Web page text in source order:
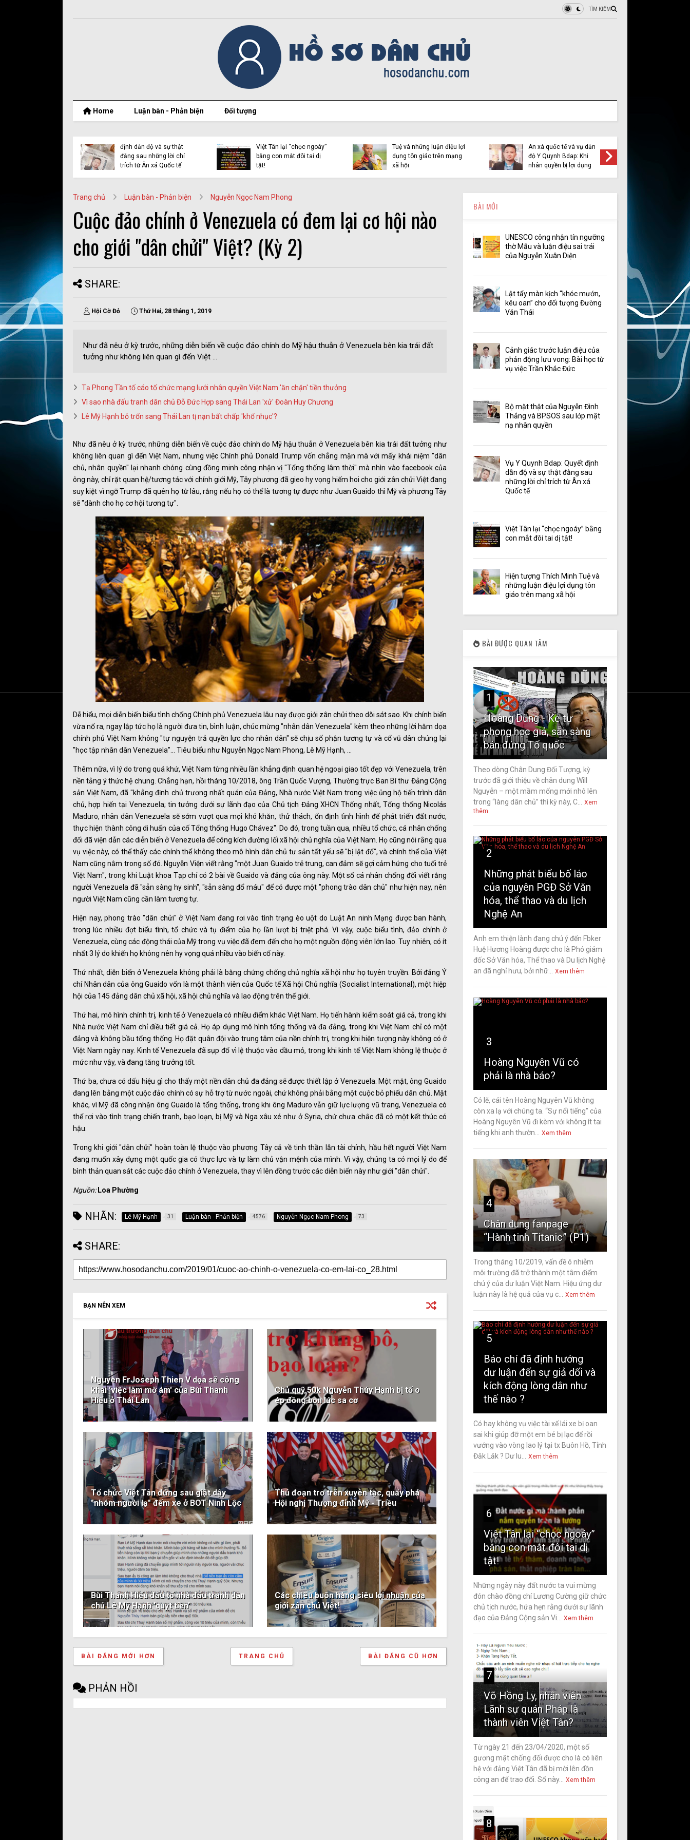
TÌM KIẾM
Home Luận bàn - Phản biện Đối tượng
định dẫn độ và sự thật
đằng sau những lời chỉ
trích từ Ân xá Quốc tế
Việt Tân lại “chọc ngoáy”
bằng con mắt đôi tai dị
tật!
Tuệ và những luận điệu lợi
dụng tôn giáo trên mạng
xã hội
Ân xá quốc tế và vụ dẫn
độ Y Quynh Bdap: Khi
nhân quyền bị lợi dụng
Trang chủ Luận bàn - Phản biện Nguyễn Ngọc Nam Phong
Cuộc đảo chính ở Venezuela có đem lại cơ hội nào
cho giới "dân chửi" Việt? (Kỳ 2)
SHARE:
Hội Cờ Đỏ Thứ Hai, 28 tháng 1, 2019
Như đã nêu ở kỳ trước, những diễn biến về cuộc đảo chính do Mỹ hậu thuẫn ở Venezuela bên kia trái đất
tưởng như không liên quan gì đến Việt ...
Tạ Phong Tần tố cáo tố chức mạng lưới nhân quyền Việt Nam 'ăn chặn' tiền thưởng
Vì sao nhà đấu tranh dân chủ Đỗ Đức Hợp sang Thái Lan 'xử' Đoàn Huy Chương
Lê Mỹ Hạnh bỏ trốn sang Thái Lan tị nạn bất chấp 'khổ nhục'?
Như đã nêu ở kỳ trước, những diễn biến về cuộc đảo chính do Mỹ hậu thuẫn ở Venezuela bên kia trái đất tưởng như
không liên quan gì đến Việt Nam, nhưng việc Chính phủ Donald Trump vốn chẳng mặn mà với mấy khái niệm "dân
chủ, nhân quyền" lại nhanh chóng cùng đồng minh công nhận vị "Tổng thống lâm thời" mà nhìn vào facebook của
ông này, chỉ rặt quan hệ/tương tác với chính giới Mỹ, Tây phương đã gieo hy vọng hiếm hoi cho giới zân chửi Việt đang
suy kiệt vì ngỡ Trump đã quên họ từ lâu, rằng nếu họ có thể là tương tự được như Juan Guaido thì Mỹ và phương Tây
sẽ "dành cho họ cơ hội tương tự".
Dễ hiểu, mọi diễn biến biểu tình chống Chính phủ Venezuela lâu nay được giới zân chửi theo dõi sát sao. Khi chính biến
vừa nổ ra, ngay lập tức họ là người đưa tin, bình luận, chúc mừng "nhân dân Venezuela" kèm theo những lời hăm dọa
chính phủ Việt Nam không "tự nguyện trả quyền lực cho nhân dân" sẽ chịu số phận tương tự và cổ vũ dân chúng lại
"học tập nhân dân Venezuela"... Tiêu biểu như Nguyễn Ngọc Nam Phong, Lê Mỹ Hạnh, ...
Thêm nữa, vì lý do trong quá khứ, Việt Nam từng nhiều lần khẳng định quan hệ ngoại giao tốt đẹp với Venezuela, trên
nền tảng ý thức hệ chung. Chẳng hạn, hồi tháng 10/2018, ông Trần Quốc Vượng, Thường trực Ban Bí thư Đảng Cộng
sản Việt Nam, đã "khẳng định chủ trương nhất quán của Đảng, Nhà nước Việt Nam trong việc ủng hộ tiến trình dân
chủ, hợp hiến tại Venezuela; tin tưởng dưới sự lãnh đạo của Chủ tịch Đảng XHCN Thống nhất, Tổng thống Nicolás
Maduro, nhân dân Venezuela sẽ sớm vượt qua mọi khó khăn, thử thách, ổn định tình hình để phát triển đất nước,
thực hiện thành công di huấn của cố Tổng thống Hugo Chávez". Do đó, trong tuần qua, nhiều tổ chức, cá nhân chống
đối đã viện dẫn các diễn biến ở Venezuela để công kích đường lối xã hội chủ nghĩa của Việt Nam. Họ cũng nói rằng qua
vụ việc này, có thể thấy các chính thể không theo mô hình dân chủ tư sản tất yếu sẽ "bị lật đổ", và chính thể của Việt
Nam cũng nằm trong số đó. Nguyễn Viện viết rằng "một Juan Guaido trẻ trung, can đảm sẽ gợi cảm hứng cho tuổi trẻ
Việt Nam", trong khi Luật khoa Tạp chí có 2 bài về Guaido và đảng của ông này. Một số cá nhân chống đối viết rằng
người Venezuela đã "sẵn sàng hy sinh", "sẵn sàng đổ máu" để có được một "phong trào dân chủ" như hiện nay, nên
người Việt Nam cũng cần làm tương tự.
Hiện nay, phong trào "dân chửi" ở Việt Nam đang rơi vào tình trạng èo uột do Luật An ninh Mạng được ban hành,
trong lúc nhiều đợt biểu tình, tổ chức và tụ điểm của họ lần lượt bị triệt phá. Vì vậy, cuộc biểu tình, đảo chính ở
Venezuela, cùng các động thái của Mỹ trong vụ việc đã đem đến cho họ một nguồn động viên lớn lao. Tuy nhiên, có ít
nhất 3 lý do khiến họ không nên hy vọng quá nhiều vào biến cố này.
Thứ nhất, diễn biến ở Venezuela không phải là bằng chứng chống chủ nghĩa xã hội như họ tuyên truyền. Bởi đảng Ý
chí Nhân dân của ông Guaido vốn là một thành viên của Quốc tế Xã hội Chủ nghĩa (Socialist International), một hiệp
hội của 145 đảng dân chủ xã hội, xã hội chủ nghĩa và lao động trên thế giới.
Thứ hai, mô hình chính trị, kinh tế ở Venezuela có nhiều điểm khác Việt Nam. Họ tiến hành kiểm soát giá cả, trong khi
Nhà nước Việt Nam chỉ điều tiết giá cả. Họ áp dụng mô hình tổng thống và đa đảng, trong khi Việt Nam chỉ có một
đảng và không bầu tổng thống. Họ đặt quân đội vào trung tâm của nền chính trị, trong khi hiện tượng này không có ở
Việt Nam ngày nay. Kinh tế Venezuela đã sụp đổ vì lệ thuộc vào dầu mỏ, trong khi kinh tế Việt Nam không lệ thuộc ở
mức như vậy, và đang tăng trưởng tốt.
Thứ ba, chưa có dấu hiệu gì cho thấy một nền dân chủ đa đảng sẽ được thiết lập ở Venezuela. Một mặt, ông Guaido
đang lên bằng một cuộc đảo chính có sự hỗ trợ từ nước ngoài, chứ không phải bằng một cuộc bỏ phiếu dân chủ. Mặt
khác, vì Mỹ đã công nhận ông Guaido là tổng thống, trong khi ông Maduro vẫn giữ lực lượng vũ trang, Venezuela có
thể rơi vào tình trạng chiến tranh, bạo loạn, bị Mỹ và Nga xâu xé như ở Syria, chứ chưa chắc đã có một kết thúc có
hậu.
Trong khi giới "dân chửi" hoàn toàn lệ thuộc vào phương Tây cả về tinh thần lẫn tài chính, hầu hết người Việt Nam
đang muốn xây dựng một quốc gia có thực lực và tự làm chủ vận mệnh của mình. Vì vậy, chúng ta có mọi lý do để
bình thản quan sát các cuộc đảo chính ở Venezuela, thay vì lên đồng trước các diễn biến này như giới "dân chửi".
Nguồn: Loa Phường
NHÃN: Lê Mỹ Hạnh 31 Luận bàn - Phản biện 4576 Nguyễn Ngọc Nam Phong 73
SHARE:
BẠN NÊN XEM
Nguyen FrJoseph Thien V dọa sẽ công
khai 'việc làm mờ ám' của Bùi Thanh
Hiếu ở Thái Lan
Chủ quỹ 50k Nguyễn Thúy Hạnh bị tố o
ép đồng bọn lúc sa cơ
Tổ chức Việt Tân đứng sau giật dậy
"nhóm người lạ" đếm xe ở BOT Ninh Lộc
Thủ đoạn trơ trẽn xuyên tạc, quấy phá
Hội nghị Thượng đỉnh Mỹ - Triều
Bùi Thanh Hiếu đấu tố nhà đấu tranh dân
chủ Lê Mỹ Hạnh 'quỵt tiền'
Các chiêu buôn hàng siêu lợi nhuận của
giới zân chủ Việt!
BÀI ĐĂNG MỚI HƠN BÀI ĐĂNG CŨ HƠN
TRANG CHỦ
PHẢN HỒI
BÀI MỚI
UNESCO công nhận tín ngưỡng
thờ Mẫu và luận điệu sai trái
của Nguyễn Xuân Diện
Lật tẩy màn kịch “khóc mướn,
kêu oan” cho đối tượng Đường
Văn Thái
Cảnh giác trước luận điệu của
phản động lưu vong: Bài học từ
vụ việc Trần Khắc Đức
Bộ mặt thật của Nguyễn Đình
Thắng và BPSOS sau lớp mặt
nạ nhân quyền
Vụ Y Quynh Bdap: Quyết định
dẫn độ và sự thật đằng sau
những lời chỉ trích từ Ân xá
Quốc tế
Việt Tân lại “chọc ngoáy” bằng
con mắt đôi tai dị tật!
Hiện tượng Thích Minh Tuệ và
những luận điệu lợi dụng tôn
giáo trên mạng xã hội
BÀI ĐƯỢC QUAN TÂM
1
Hoàng Dũng - Kẻ tự
phong học giả, sẵn sàng
bán đứng Tổ quốc
Theo dòng Chân Dung Đối Tượng, kỳ
trước đã giới thiệu về chân dung Will
Nguyễn – một mầm mống mới nhô lên
trong “làng dân chủ” thì kỳ này, C...
Xem
thêm
2
Những phát biểu bố láo
của nguyên PGĐ Sở Văn
hóa, thể thao và du lịch
Nghệ An
Anh em thiện lành đang chú ý đến Fbker
Huệ Hương Hoàng được cho là Phó giám
đốc Sở Văn hóa, Thể thao và Du lịch Nghệ
an đã nghỉ hưu, bởi nhữ...
Xem thêm
3
Hoàng Nguyên Vũ có
phải là nhà báo?
Có lẽ, cái tên Hoàng Nguyên Vũ không
còn xa lạ với chúng ta. “Sự nổi tiếng” của
Hoàng Nguyên Vũ đi kèm với không ít tai
tiếng khi anh thườn...
Xem thêm
4
Chân dung fanpage
“Hành tinh Titanic” (P1)
Trong tháng 10/2019, vấn đề ô nhiễm
môi trường đã trở thành một tâm điểm
chú ý của dư luận Việt Nam. Hiệu ứng dư
luận này là hệ quả của vụ c...
Xem thêm
5
Báo chí đã định hướng
dư luận đến sự giả dối và
kích động lòng dân như
thế nào ?
Có hay không vụ việc tài xế lái xe bị oan
sai khi giúp đỡ một em bé bị lạc để rồi
vướng vào vòng lao lý tại tx Buôn Hồ, Tỉnh
Đăk Lăk ? Dư lu...
Xem thêm
6
Việt Tân lại “chọc ngoáy”
bằng con mắt đôi tai dị
tật!
Những ngày này đất nước ta vui mừng
đón chào đồng chí Lương Cường giữ chức
chủ tịch nước, hứa hẹn rằng dưới sự lãnh
đạo của Đảng Cộng sản Vi...
Xem thêm
7
Võ Hồng Ly, nhân viên
Lãnh sự quán Pháp là
thành viên Việt Tân?
Từ ngày 21 đến 23/04/2020, một số
gương mặt chống đối được cho là có liên
hệ với đảng Việt Tân đã bị mời lên đồn
công an để trao đổi. Số này...
Xem thêm
8